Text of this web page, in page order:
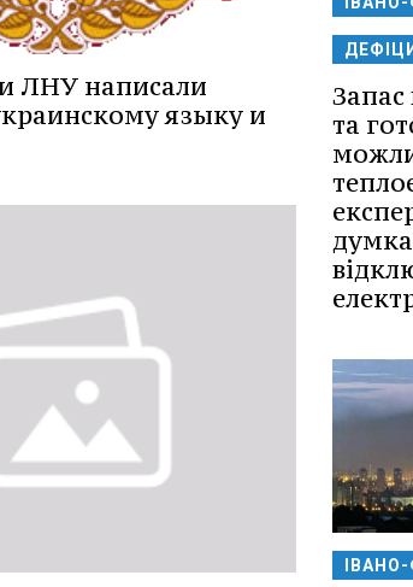
ЛНУ написали
языку и
Запас
та